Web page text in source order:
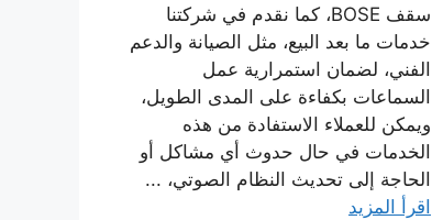
سقف BOSE، كما نقدم في شركتنا
خدمات ما بعد البيع، مثل الصيانة والدعم
الفني، لضمان استمرارية عمل
السماعات بكفاءة على المدى الطويل،
ويمكن للعملاء الاستفادة من هذه
الخدمات في حال حدوث أي مشاكل أو
الحاجة إلى تحديث النظام الصوتي، ...
اقرأ المزيد